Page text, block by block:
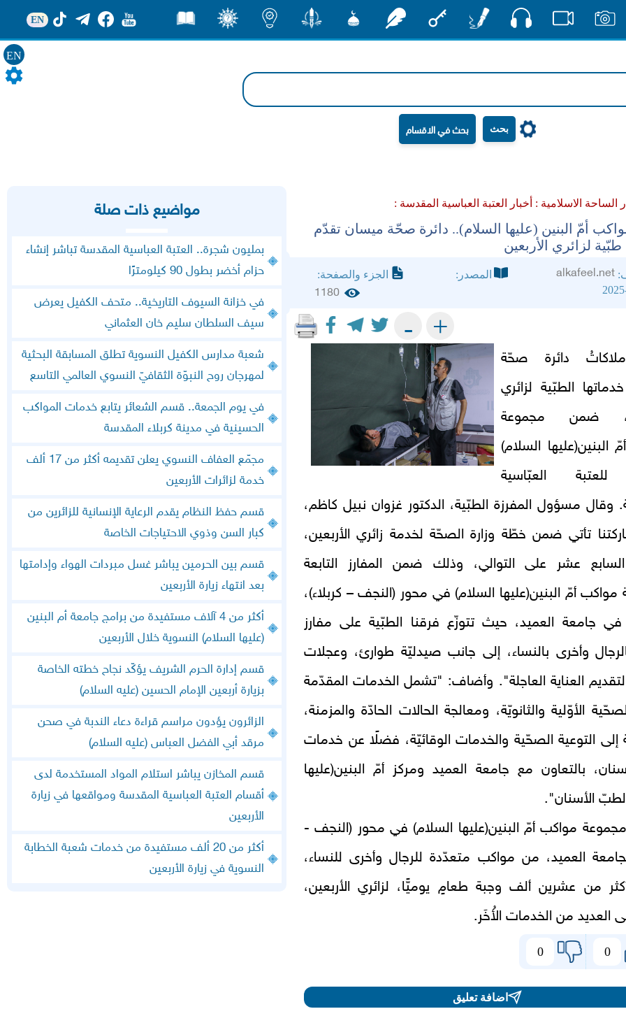
EN
EN
بحث
الساحة الاسلامية : أخبار العتبة العباسية المقدسة :
أمّ البنين (عليها السلام).. دائرة صحّة ميسان تقدّم
لزائري الأربعين
alkafeel.net المصدر:
الجزء والصفحة:
1180
+
-
دائرة صحّة
الطبّية لزائري
ضمن مجموعة
البنين(عليها السلام)
للعتبة العبّاسية
وقال مسؤول المفرزة الطبّية، الدكتور غزوان نبيل كاظم،
تأتي ضمن خطّة وزارة الصحّة لخدمة زائري الأربعين،
عشر على التوالي، وذلك ضمن المفارز التابعة
مواكب أمّ البنين(عليها السلام) في محور (النجف – كربلاء)،
في جامعة العميد، حيث تتوزّع فرقنا الطبّية على مفارز
وأخرى بالنساء، إلى جانب صيدليّة طوارئ، وعجلات
العناية العاجلة". وأضاف: "تشمل الخدمات المقدّمة
الأوّلية والثانويّة، ومعالجة الحالات الحادّة والمزمنة،
إلى التوعية الصحّية والخدمات الوقائيّة، فضلًا عن خدمات
بالتعاون مع جامعة العميد ومركز أمّ البنين(عليها
الأسنان".
مواكب أمّ البنين(عليها السلام) في محور (النجف -
العميد، من مواكب متعدّدة للرجال وأخرى للنساء،
من عشرين ألف وجبة طعامٍ يوميًّا، لزائري الأربعين،
العديد من الخدمات الأُخَر.
0
0
اضافة تعليق
مواضيع ذات صلة
بمليون شجرة.. العتبة العباسية المقدسة تباشر إنشاء
حزام أخضر بطول 90 كيلومترًا
في خزانة السيوف التاريخية.. متحف الكفيل يعرض
سيف السلطان سليم خان العثماني
شعبة مدارس الكفيل النسوية تطلق المسابقة البحثية
لمهرجان روح النبوّة الثقافيّ النسوي العالمي التاسع
في يوم الجمعة.. قسم الشعائر يتابع خدمات المواكب
الحسينية في مدينة كربلاء المقدسة
مجمّع العفاف النسوي يعلن تقديمه أكثر من 17 ألف
خدمة لزائرات الأربعين
قسم حفظ النظام يقدم الرعاية الإنسانية للزائرين من
كبار السن وذوي الاحتياجات الخاصة
قسم بين الحرمين يباشر غسل مبردات الهواء وإدامتها
بعد انتهاء زيارة الأربعين
أكثر من 4 آلاف مستفيدة من برامج جامعة أم البنين
(عليها السلام) النسوية خلال الأربعين
قسم إدارة الحرم الشريف يؤكّد نجاح خطته الخاصة
بزيارة أربعين الإمام الحسين (عليه السلام)
الزائرون يؤدون مراسم قراءة دعاء الندبة في صحن
مرقد أبي الفضل العباس (عليه السلام)
قسم المخازن يباشر استلام المواد المستخدمة لدى
أقسام العتبة العباسية المقدسة ومواقعها في زيارة
الأربعين
أكثر من 20 ألف مستفيدة من خدمات شعبة الخطابة
النسوية في زيارة الأربعين